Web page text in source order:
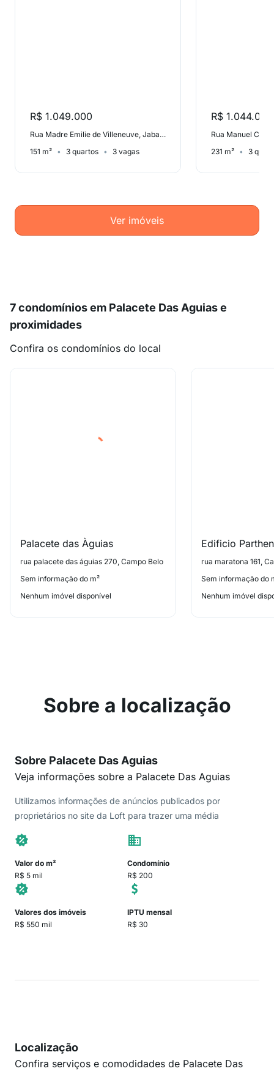
R$ 1.049.000
Rua Madre Emilie de Villeneuve, Jabaquara
151 m²
3 quartos 3 vagas
R$ 1.044.000
Rua Manuel
231 m²
3
Ver imóveis
7 condomínios em Palacete Das Aguias e
proximidades
Confira os condomínios do local
Palacete das Àguias
rua palacete das águias 270, Campo Belo
Sem informação do m²
Nenhum imóvel disponível
Edificio
rua maratona 161,
Sem informação do
Nenhum imóvel
Sobre a localização
Sobre Palacete Das Aguias
Veja informações sobre a Palacete Das Aguias
Utilizamos informações de anúncios publicados por
proprietários no site da Loft para trazer uma média
Valor do m²
R$ 5 mil
Condomínio
R$ 200
Valores dos imóveis
R$ 550 mil
IPTU mensal
R$ 30
Localização
Confira serviços e comodidades de Palacete Das